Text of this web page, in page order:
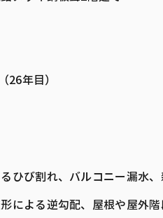
年目）
ひび割れ、バルコニー漏水
による逆勾配、屋根や屋外階